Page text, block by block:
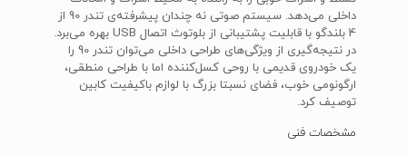
داخلی می‌دهد. سیستم صوتی نه چندان پیشرفته‌ی تندر 90 از
4 بلندگو با قابلیت پشتیبانی از بلوتوث اتصال USB بهره می‌برد.
در نتیجه‌گیری از ویژگی‌های طراحی داخلی می‌توان تندر 90 را
یک خودروی قدیمی با روحی کسل‌کننده اما با طراحی منطقی،
ارگونومی خوب، فضای نسبتا بزرگ با لوازم باکیفیت کابین
توصیف کرد.
مشخصات فنی